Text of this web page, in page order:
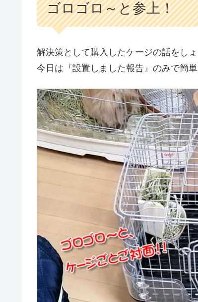
ゴロゴロ～と参上！
解決策として購入したケージの話をしょ
今日は『設置しました報告』のみで簡